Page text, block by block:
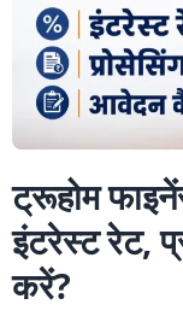
ट्रूहोम
इंटरेस्ट रेट,
करें?